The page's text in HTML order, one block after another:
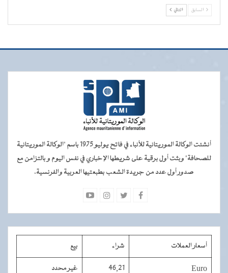
السابق التالي
أنشئت الوكالة الموريتانية للأنباء في فاتح يوليو 1975 باسم "الوكالة الموريتانية
للصحافة" وبثت أول برقية على شريطها الإخباري في نفس اليوم و بالتزامن مع
صدور أول عدد من جريدة الشعب بطبعتيها العربية والفرنسية.
أسعار العملات شراء بيع
Euro
46,21 غير محدد